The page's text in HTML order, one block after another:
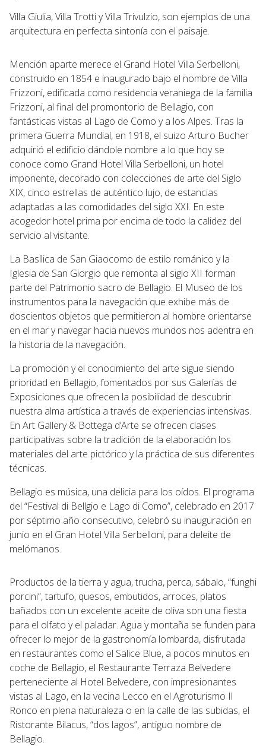
Villa Giulia, Villa Trotti y Villa Trivulzio, son ejemplos de una
arquitectura en perfecta sintonía con el paisaje.
Mención aparte merece el Grand Hotel Villa Serbelloni,
construido en 1854 e inaugurado bajo el nombre de Villa
Frizzoni, edificada como residencia veraniega de la familia
Frizzoni, al final del promontorio de Bellagio, con
fantásticas vistas al Lago de Como y a los Alpes. Tras la
primera Guerra Mundial, en 1918, el suizo Arturo Bucher
adquirió el edificio dándole nombre a lo que hoy se
conoce como Grand Hotel Villa Serbelloni, un hotel
imponente, decorado con colecciones de arte del Siglo
XIX, cinco estrellas de auténtico lujo, de estancias
adaptadas a las comodidades del siglo XXI. En este
acogedor hotel prima por encima de todo la calidez del
servicio al visitante.
La Basílica de San Giaocomo de estilo románico y la
Iglesia de San Giorgio que remonta al siglo XII forman
parte del Patrimonio sacro de Bellagio. El Museo de los
instrumentos para la navegación que exhibe más de
doscientos objetos que permitieron al hombre orientarse
en el mar y navegar hacia nuevos mundos nos adentra en
la historia de la navegación.
La promoción y el conocimiento del arte sigue siendo
prioridad en Bellagio, fomentados por sus Galerías de
Exposiciones que ofrecen la posibilidad de descubrir
nuestra alma artística a través de experiencias intensivas.
En Art Gallery & Bottega d’Arte se ofrecen clases
participativas sobre la tradición de la elaboración los
materiales del arte pictórico y la práctica de sus diferentes
técnicas.
Bellagio es música, una delicia para los oídos. El programa
del “Festival di Bellgio e Lago di Como”, celebrado en 2017
por séptimo año consecutivo, celebró su inauguración en
junio en el Gran Hotel Villa Serbelloni, para deleite de
melómanos.
Productos de la tierra y agua, trucha, perca, sábalo, “funghi
porcini”, tartufo, quesos, embutidos, arroces, platos
bañados con un excelente aceite de oliva son una fiesta
para el olfato y el paladar. Agua y montaña se funden para
ofrecer lo mejor de la gastronomía lombarda, disfrutada
en restaurantes como el Salice Blue, a pocos minutos en
coche de Bellagio, el Restaurante Terraza Belvedere
perteneciente al Hotel Belvedere, con impresionantes
vistas al Lago, en la vecina Lecco en el Agroturismo Il
Ronco en plena naturaleza o en la calle de las subidas, el
Ristorante Bilacus, “dos lagos”, antiguo nombre de
Bellagio.